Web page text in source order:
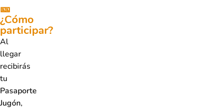
🎫
¿Cómo
participar?
Al
llegar
recibirás
tu
Pasaporte
Jugón,